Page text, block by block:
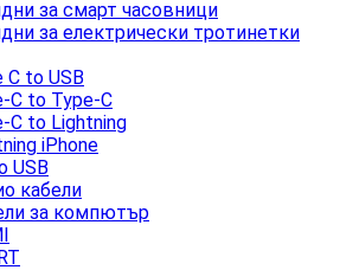
за смарт часовници
за електрически тротинетки
C to USB
C to Type-C
C to Lightning
iPhone
USB
кабели
за компютър